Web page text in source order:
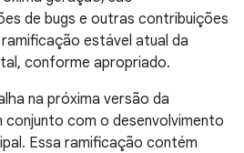
de bugs e outras contribuições
estável atual da
conforme apropriado.
na próxima versão da
com o desenvolvimento
Essa ramificação contém